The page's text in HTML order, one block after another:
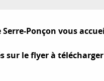
Ponçon vous
le flyer à